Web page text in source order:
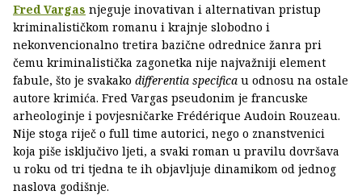
Fred Vargas njeguje inovativan i alternativan pristup
kriminalističkom romanu i krajnje slobodno i
nekonvencionalno tretira bazične odrednice žanra pri
čemu kriminalistička zagonetka nije najvažniji element
fabule, što je svakako differentia specifica u odnosu na ostale
autore krimića. Fred Vargas pseudonim je francuske
arheologinje i povjesničarke Frédérique Audoin Rouzeau.
Nije stoga riječ o full time autorici, nego o znanstvenici
koja piše isključivo ljeti, a svaki roman u pravilu dovršava
u roku od tri tjedna te ih objavljuje dinamikom od jednog
naslova godišnje.